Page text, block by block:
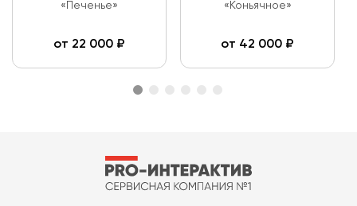
«Печенье»
от 22 000 ₽
«Коньячное»
от 42 000 ₽